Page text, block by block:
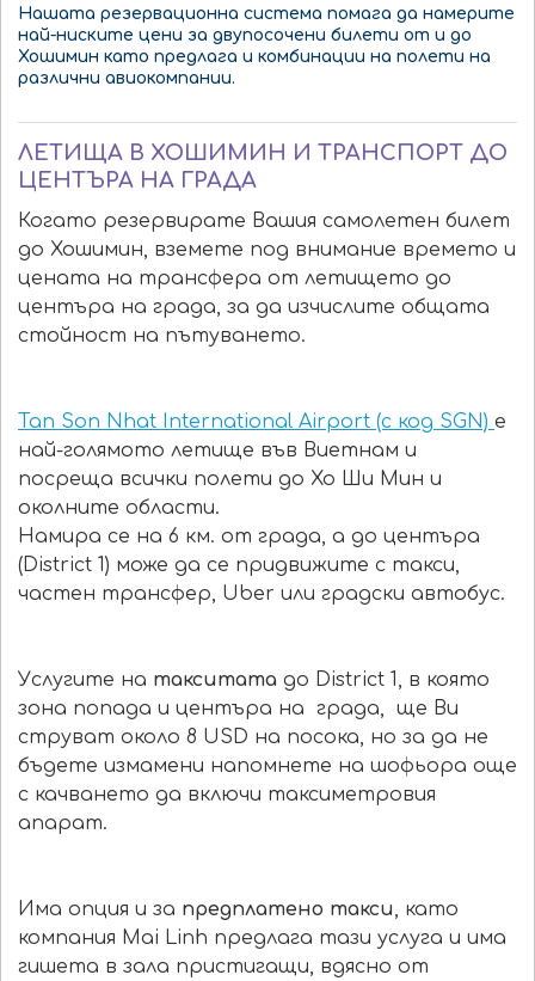
Нашата резервационна система помага да намерите
най-ниските цени за двупосочени билети от и до
Хошимин като предлага и комбинации на полети на
различни авиокомпании.
ЛЕТИЩА В ХОШИМИН И ТРАНСПОРТ ДО
ЦЕНТЪРА НА ГРАДА
Когато резервирате Вашия самолетен билет
до Хошимин, вземете под внимание времето и
цената на трансфера от летището до
центъра на града, за да изчислите общата
стойност на пътуването.
Tan Son Nhat International Airport (с код SGN) е
най-голямото летище във Виетнам и
посреща всички полети до Хо Ши Мин и
околните области.
Намира се на 6 км. от града, а до центъра
(District 1) може да се придвижите с такси,
частен трансфер, Uber или градски автобус.
Услугите на такситата до District 1, в която
зона попада и центъра на града, ще Ви
струват около 8 USD на посока, но за да не
бъдете измамени напомнете на шофьора още
с качването да включи таксиметровия
апарат.
Има опция и за предплатено такси, като
компания Mai Linh предлага тази услуга и има
гишета в зала пристигащи, вдясно от